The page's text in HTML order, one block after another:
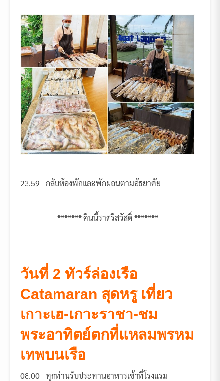
23.59 กลับห้องพักและพักผ่อนตามอัธยาศัย
******* คืนนี้ราตรีสวัสดิ์ *******
วันที่ 2 ทัวร์ล่องเรือ
Catamaran สุดหรู เที่ยว
เกาะเฮ-เกาะราชา-ชม
พระอาทิตย์ตกที่แหลมพรหม
เทพบนเรือ
08.00 ทุกท่านรับประทานอาหารเช้าที่โรงแรม